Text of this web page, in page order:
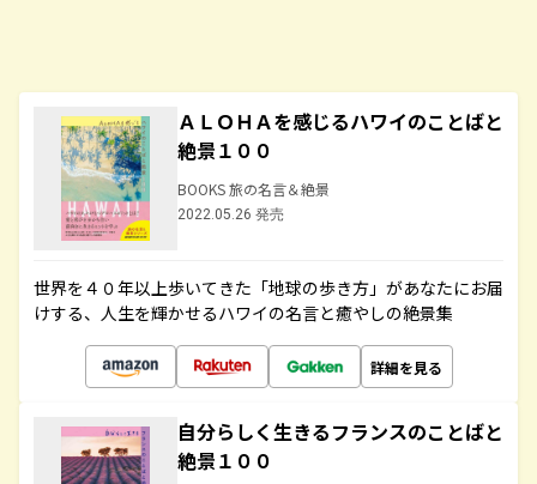
ＡＬＯＨＡを感じるハワイのことばと
絶景１００
BOOKS 旅の名言＆絶景
2022.05.26 発売
世界を４０年以上歩いてきた「地球の歩き方」があなたにお届
けする、人生を輝かせるハワイの名言と癒やしの絶景集
詳細を見る
自分らしく生きるフランスのことばと
絶景１００